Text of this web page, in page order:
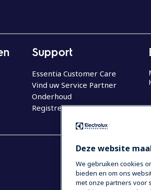
Support
Essentia Customer Care
Vind uw Service Partner
Onderhoud
Registreer uw product
Deze website
We gebruiken cookies
bieden en om ons
met onze partners voor